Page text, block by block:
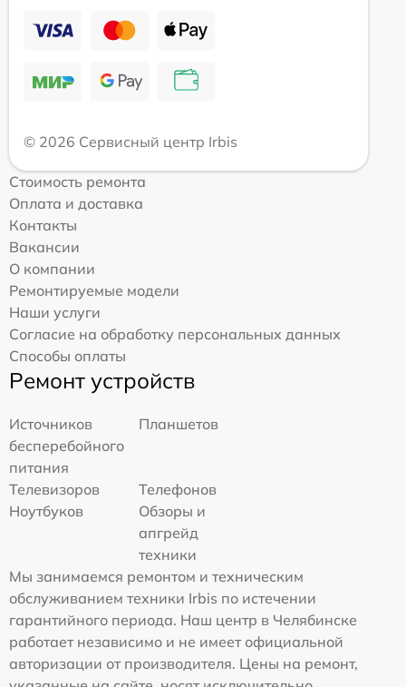
© 2026 Сервисный центр Irbis
Стоимость ремонта
Оплата и доставка
Контакты
Вакансии
О компании
Ремонтируемые модели
Наши услуги
Согласие на обработку персональных данных
Способы оплаты
Ремонт устройств
Источников
бесперебойного
питания
Планшетов
Телевизоров
Телефонов
Ноутбуков
Обзоры и
апгрейд
техники
Мы занимаемся ремонтом и техническим
обслуживанием техники Irbis по истечении
гарантийного периода. Наш центр в Челябинске
работает независимо и не имеет официальной
авторизации от производителя. Цены на ремонт,